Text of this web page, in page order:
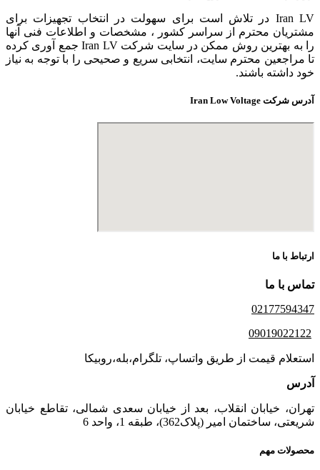
Iran LV در تلاش است برای سهولت در انتخاب تجهیزات برای
مشتریان محترم از سراسر کشور ، مشخصات و اطلاعات فنی آنها
را به بهترین روش ممکن در سایت شرکت Iran LV جمع آوری کرده
تا مراجعین محترم سایت، انتخابی سریع و صحیحی را با توجه به نیاز
خود داشته باشند.
آدرس شرکت Iran Low Voltage
ارتباط با ما
تماس با ما
02177594347
09019022122
استعلام قیمت از طریق واتساپ، تلگرام،بله،روبیکا
آدرس
تهران، خیابان انقلاب، بعد از خیابان سعدی شمالی، تقاطع خیابان
شریعتی، ساختمان امیر (پلاک362)، طبقه 1، واحد 6
محصولات مهم